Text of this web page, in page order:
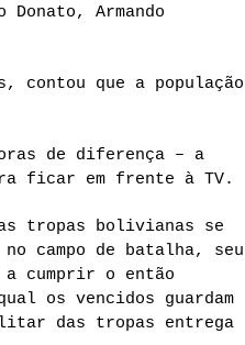
Armando
contou que a população
de diferença – a
ficar em frente à TV.
tropas bolivianas se
campo de batalha, seu
a cumprir o então
os vencidos guardam
das tropas entrega